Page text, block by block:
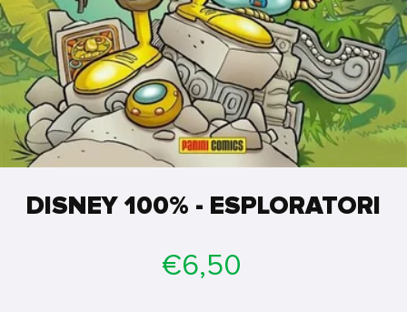
DISNEY 100% - ESPLORATORI
di
€6,50